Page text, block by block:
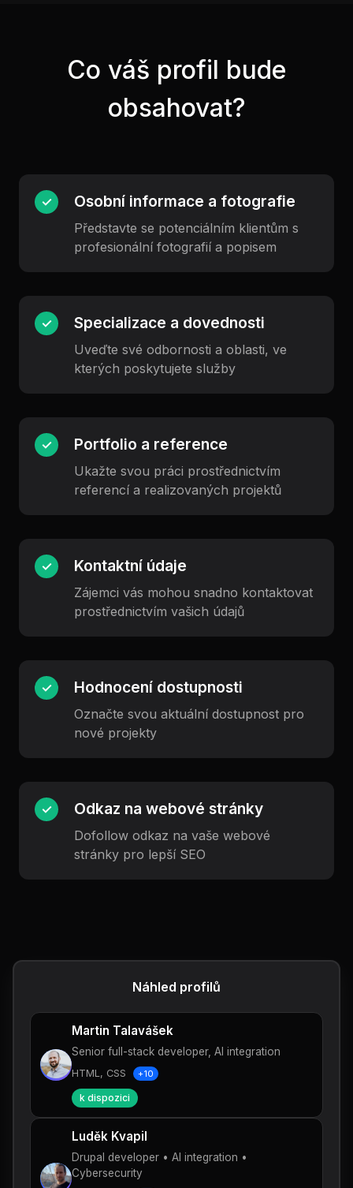
Co váš profil bude
obsahovat?
✓ Osobní informace a fotografie
Představte se potenciálním klientům s
profesionální fotografií a popisem
✓ Specializace a dovednosti
Uveďte své odbornosti a oblasti, ve
kterých poskytujete služby
✓ Portfolio a reference
Ukažte svou práci prostřednictvím
referencí a realizovaných projektů
✓ Kontaktní údaje
Zájemci vás mohou snadno kontaktovat
prostřednictvím vašich údajů
✓ Hodnocení dostupnosti
Označte svou aktuální dostupnost pro
nové projekty
✓ Odkaz na webové stránky
Dofollow odkaz na vaše webové
stránky pro lepší SEO
Náhled profilů
Martin Talavášek
Senior full-stack developer, AI integration
HTML, CSS +10
k dispozici
Luděk Kvapil
Drupal developer • AI integration •
Cybersecurity